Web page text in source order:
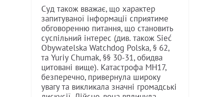
Суд також вважає, що характер
запитуваної інформації сприятиме
обговоренню питання, що становить
суспільний інтерес (див. також Sieć
Obywatelska Watchdog Polska, § 62,
та Yuriy Chumak, §§ 30-31, обидва
цитовані вище). Катастрофа MH17,
безперечно, привернула широку
увагу та викликала значні громадські